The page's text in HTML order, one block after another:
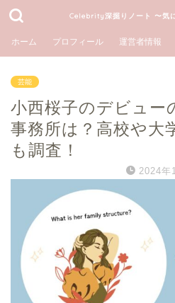
Celebrity深掘りノート 〜気
ホーム プロフィール 運営者情報
芸能
小西桜子のデビュー
事務所は？高校や大
も調査！
2024年